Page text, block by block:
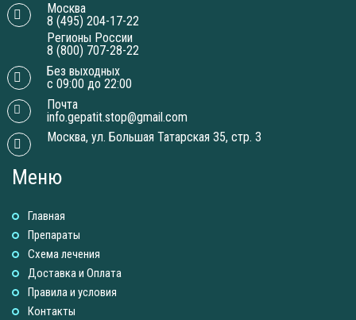
Москва
8 (495) 204-17-22
Регионы России
8 (800) 707-28-22
Без выходных
с 09:00 до 22:00
Почта
info.gepatit.stop@gmail.com
Москва, ул. Большая Татарская 35, стр. 3
Меню
Главная
Препараты
Схема лечения
Доставка и Оплатa
Правила и условия
Контакты